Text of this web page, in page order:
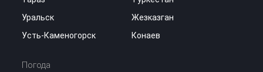
Уральск
Жезказган
Усть-Каменогорск
Конаев
Погода